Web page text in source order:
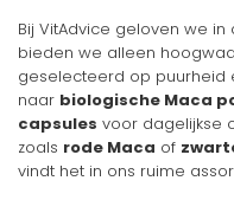
Bij VitAdvice geloven we
bieden we alleen
geselecteerd op puurheid
naar biologische Maca
capsules voor dagelijkse
zoals rode Maca of
vindt het in ons ruime